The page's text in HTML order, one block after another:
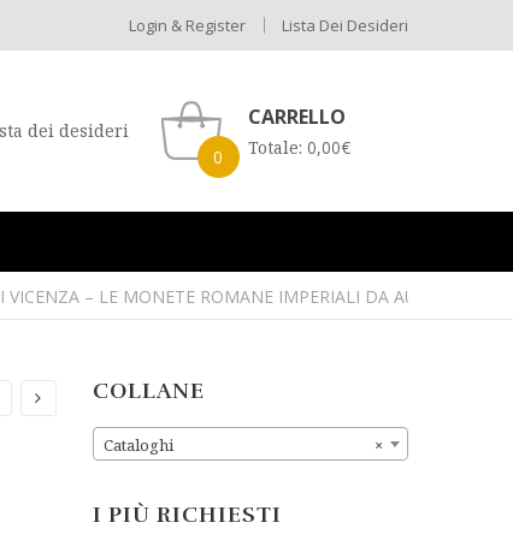
Login & Register Lista Dei Desideri
dei desideri
0
CARRELLO
Totale: 0,00€
VICENZA – LE MONETE ROMANE IMPERIALI DA AUGUSTO A
COLLANE
×
Cataloghi
I PIÙ RICHIESTI